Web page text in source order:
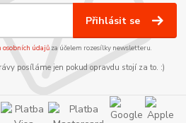
Přihlásit se
osobních údajůza účelem rozesílky newsletteru.
posíláme jen pokud opravdu stojí za to. :)